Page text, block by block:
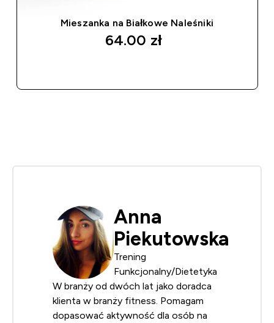
Mieszanka na Białkowe Naleśniki
64.00 zł‎
Anna
Piekutowska
Trening
Funkcjonalny/Dietetyka
W branży od dwóch lat jako doradca
klienta w branży fitness. Pomagam
dopasować aktywność dla osób na